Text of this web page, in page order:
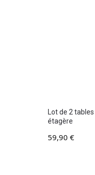
Lot de 2
étagère
59,90 €